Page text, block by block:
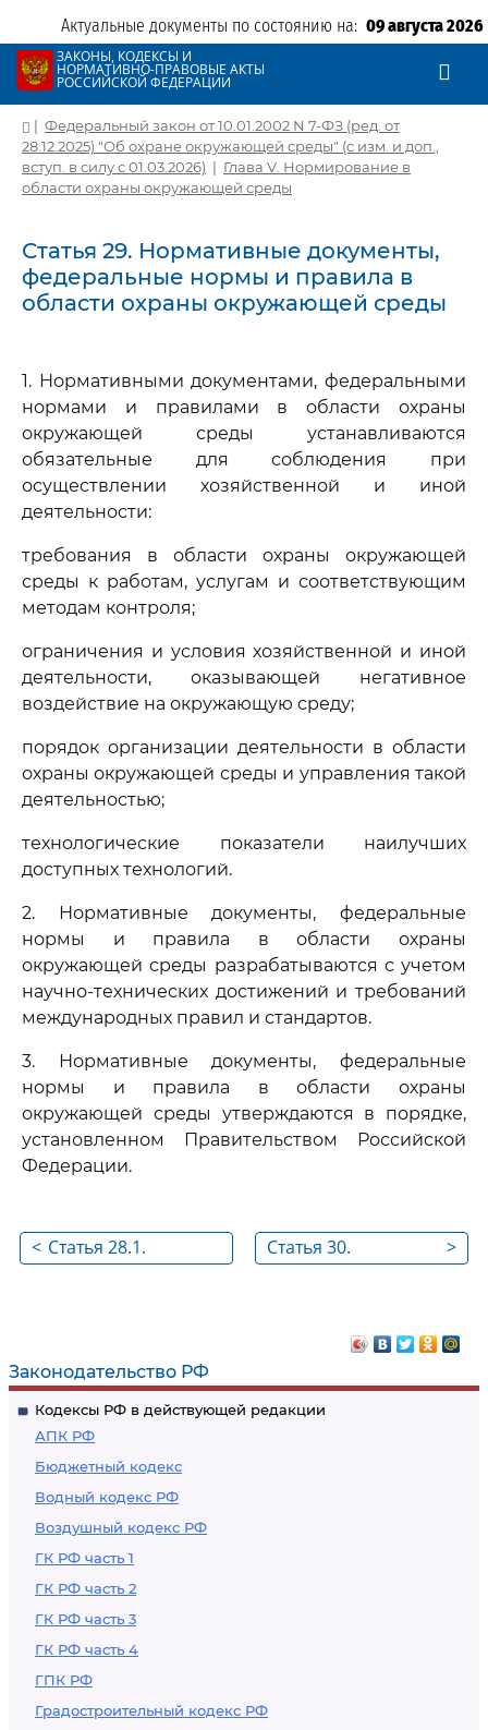
Актуальные документы по состоянию на: 09 августа 2026
ЗАКОНЫ, КОДЕКСЫ И
НОРМАТИВНО-ПРАВОВЫЕ АКТЫ
РОССИЙСКОЙ ФЕДЕРАЦИИ
Законодательство РФ
Кодексы РФ в действующей редакции
АПК РФ
Бюджетный кодекс
Водный кодекс РФ
Воздушный кодекс РФ
ГК РФ часть 1
ГК РФ часть 2
ГК РФ часть 3
ГК РФ часть 4
ГПК РФ
Градостроительный кодекс РФ
| Федеральный закон от 10.01.2002 N 7-ФЗ (ред. от
28.12.2025) "Об охране окружающей среды" (с изм. и доп.,
вступ. в силу с 01.03.2026) | Глава V. Нормирование в
области охраны окружающей среды
Статья 29. Нормативные документы,
федеральные нормы и правила в
области охраны окружающей среды
1. Нормативными документами, федеральными
нормами и правилами в области охраны
окружающей среды устанавливаются
обязательные для соблюдения при
осуществлении хозяйственной и иной
деятельности:
требования в области охраны окружающей
среды к работам, услугам и соответствующим
методам контроля;
ограничения и условия хозяйственной и иной
деятельности, оказывающей негативное
воздействие на окружающую среду;
порядок организации деятельности в области
охраны окружающей среды и управления такой
деятельностью;
технологические показатели наилучших
доступных технологий.
2. Нормативные документы, федеральные
нормы и правила в области охраны
окружающей среды разрабатываются с учетом
научно-технических достижений и требований
международных правил и стандартов.
3. Нормативные документы, федеральные
нормы и правила в области охраны
окружающей среды утверждаются в порядке,
установленном Правительством Российской
Федерации.
< Статья 28.1.
>
Статья 30.
деятельности в
области охраны
окружающей среды